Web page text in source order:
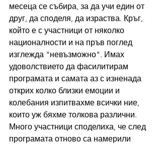
месеца се събира, за да учи един от
друг, да споделя, да израства. Кръг,
който е с участници от няколко
националности и на пръв поглед
изглежда "невъзможно". Имах
удоволствието да фасилитирам
програмата и самата аз с изненада
открих колко близки емоции и
колебания изпитвахме всички ние,
които уж бяхме толкова различни.
Много участници споделиха, че след
програмата отново са намерили